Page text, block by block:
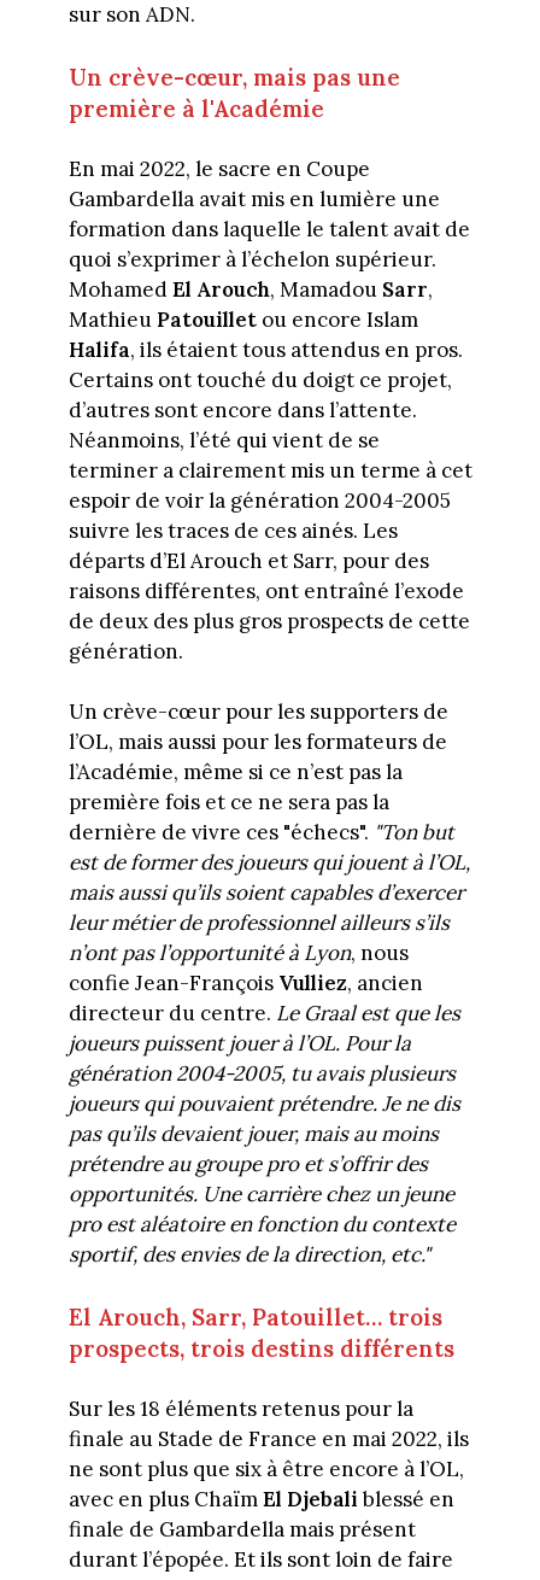
sur son ADN.
Un crève-cœur, mais pas une
première à l'Académie
En mai 2022, le sacre en Coupe
Gambardella avait mis en lumière une
formation dans laquelle le talent avait de
quoi s’exprimer à l’échelon supérieur.
MohamedEl Arouch, Mamadou Sarr,
Mathieu Patouilletou encore Islam
Halifa, ils étaient tous attendus en pros.
Certains ont touché du doigt ce projet,
d’autres sont encore dans l’attente.
Néanmoins, l’été qui vient de se
terminer a clairement mis un terme à cet
espoir de voir la génération 2004-2005
suivre les traces de ces ainés. Les
départs d’El Arouch et Sarr, pour des
raisons différentes, ont entraîné l’exode
de deux des plus gros prospects de cette
génération.
Un crève-cœur pour les supporters de
l’OL, mais aussi pour les formateurs de
l’Académie, même si ce n’est pas la
première fois et ce ne sera pas la
dernière de vivre ces "échecs". "Ton but
est de former des joueurs qui jouent à l’OL,
mais aussi qu’ils soient capables d’exercer
leur métier de professionnel ailleurs s’ils
n’ont pas l’opportunité à Lyon, nous
confie Jean-François Vulliez, ancien
directeur du centre. Le Graal est que les
joueurs puissent jouer à l’OL. Pour la
génération 2004-2005, tu avais plusieurs
joueurs qui pouvaient prétendre. Je ne dis
pas qu’ils devaient jouer, mais au moins
prétendre au groupe pro et s’offrir des
opportunités. Une carrière chez un jeune
pro est aléatoire en fonction du contexte
sportif, des envies de la direction, etc."
El Arouch, Sarr, Patouillet… trois
prospects, trois destins différents
Sur les 18 éléments retenus pour la
finale au Stade de France en mai 2022, ils
ne sont plus que six à être encore à l’OL,
avec en plus ChaïmEl Djebaliblessé en
finale de Gambardella mais présent
durant l’épopée. Et ils sont loin de faire